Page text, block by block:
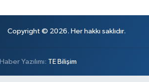
Copyright © 2026. Her hakkı saklıdır.
Haber Yazılımı: TE Bilişim